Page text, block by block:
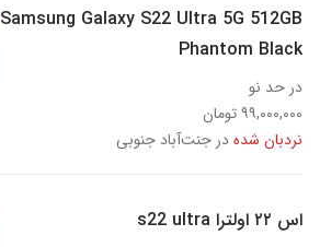
Samsung Galaxy S22 Ultra 5G 512GB
Phantom Black
در حد نو
۹۹,۰۰۰,۰۰۰ تومان
نردبان شدهدر جنت‌آباد جنوبی
اس ۲۲ اولترا s22 ultra